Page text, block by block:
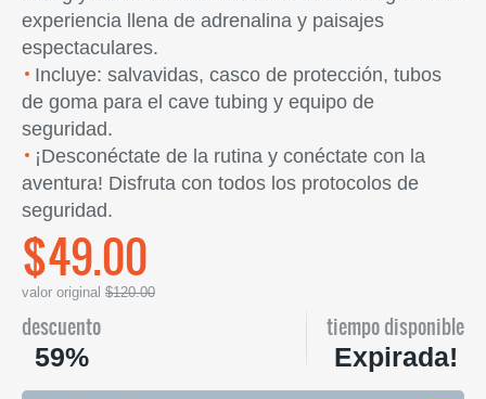
experiencia llena de adrenalina y paisajes
espectaculares.
Incluye: salvavidas, casco de protección, tubos
de goma para el cave tubing y equipo de
seguridad.
¡Desconéctate de la rutina y conéctate con la
aventura! Disfruta con todos los protocolos de
seguridad.
$49.00
valor original $120.00
descuento
59%
tiempo disponible
Expirada!